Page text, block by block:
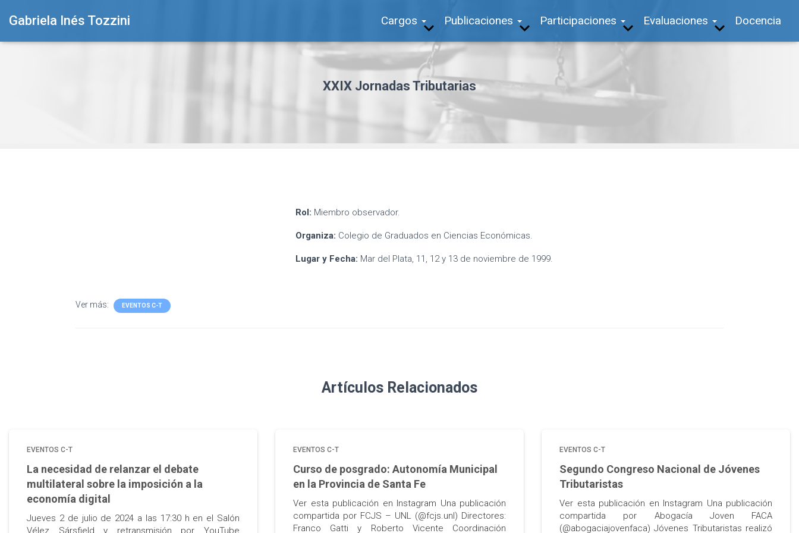
Gabriela Inés Tozzini Cargos Publicaciones Participaciones Evaluaciones Docencia
XXIX Jornadas Tributarias
Rol: Miembro observador.
Organiza: Colegio de Graduados en Ciencias Económicas.
Lugar y Fecha: Mar del Plata, 11, 12 y 13 de noviembre de 1999.
Ver más: EVENTOS C-T
Artículos Relacionados
EVENTOS C-T
La necesidad de relanzar el debate
multilateral sobre la imposición a la
economía digital
Jueves 2 de julio de 2024 a las 17:30 h en el Salón
Vélez Sársfield y retransmisión por YouTube
EVENTOS C-T
Curso de posgrado: Autonomía Municipal
en la Provincia de Santa Fe
Ver esta publicación en Instagram Una publicación
compartida por FCJS – UNL (@fcjs.unl) Directores:
Franco Gatti y Roberto Vicente Coordinación
EVENTOS C-T
Segundo Congreso Nacional de Jóvenes
Tributaristas
Ver esta publicación en Instagram Una publicación
compartida por Abogacía Joven FACA
(@abogaciajovenfaca) Jóvenes Tributaristas realizó